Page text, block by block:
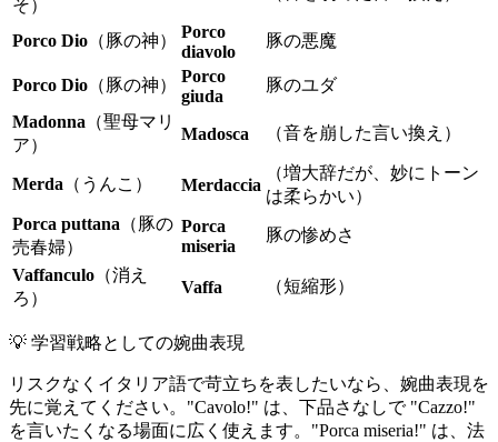
そ）
Porco Dio （豚の神）
Porco
diavolo
豚の悪魔
Porco Dio （豚の神）
Porco
giuda
豚のユダ
Madonna （聖母マリ
ア）
Madosca （音を崩した言い換え）
Merda （うんこ） Merdaccia
（増大辞だが、妙にトーン
は柔らかい）
Porca puttana （豚の
売春婦）
Porca
miseria
豚の惨めさ
Vaffanculo （消え
ろ）
Vaffa （短縮形）
💡 学習戦略としての婉曲表現
リスクなくイタリア語で苛立ちを表したいなら、婉曲表現を
先に覚えてください。"Cavolo!" は、下品さなしで "Cazzo!"
を言いたくなる場面に広く使えます。"Porca miseria!" は、法